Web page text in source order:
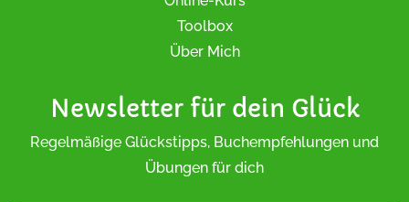
Toolbox
Über Mich
Newsletter für dein Glück
Regelmäßige Glückstipps, Buchempfehlungen und
Übungen für dich